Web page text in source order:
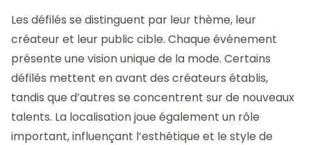
Les défilés se distinguent par leur thème, leur
créateur et leur public cible. Chaque événement
présente une vision unique de la mode. Certains
défilés mettent en avant des créateurs établis,
tandis que d’autres se concentrent sur de nouveaux
talents. La localisation joue également un rôle
important, influençant l’esthétique et le style de